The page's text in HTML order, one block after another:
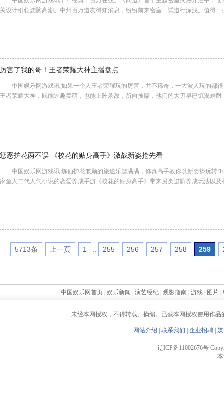
关设计引领烧脑高潮。中州百万道友得知消息，纷纷前来密室一试道行深浅。值得
厉害了我的哥！王者荣耀大神主播盘点
中国娱乐网游戏讯 如果一个人王者荣耀玩的厉害，并不稀奇，一大波人玩的都
王者荣耀大神，既能逗趣卖萌，也能上阵杀敌，所向披靡，他们的大刀早已饥
惩恶护花两不误 《校花的贴身高手》激战新姿抢先看
中国娱乐网游戏讯 炼仙护花兼顾的旅途乐趣满满，修真高手教你以新姿势玩转
家鱼人二代人气小说的恋爱养成手游《校花的贴身高手》带来另类进阶养成玩法以
5713条 上一页 1 255 256 257 258 259
中国娱乐网首页| 娱乐新闻 演艺经纪| 观影指南| 游戏| 图片|
未经本网授权，不得转载、摘编。已获本网授权使用作
网站介绍 联系我们 企业招聘
辽ICP备11002676号